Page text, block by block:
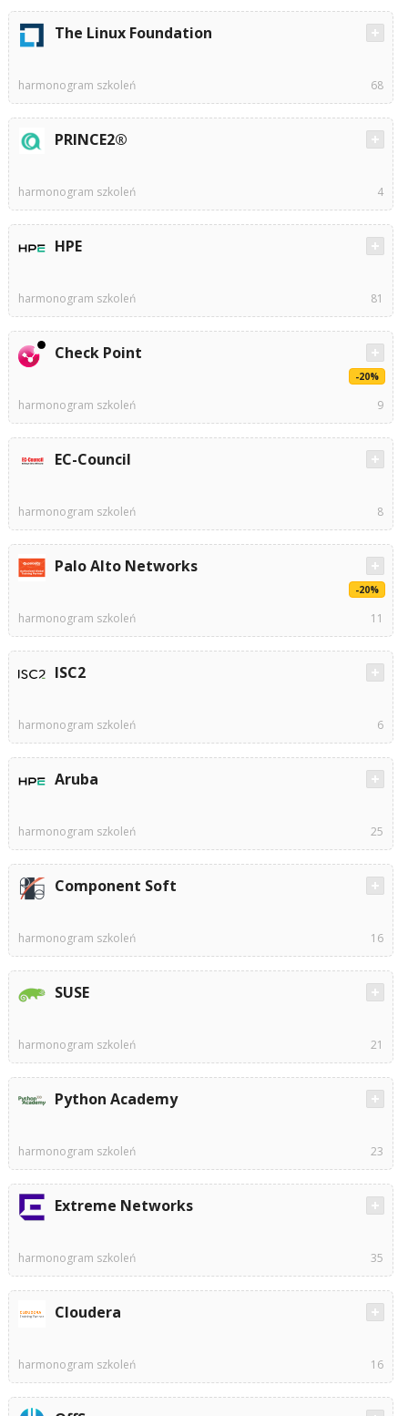
The Linux Foundation
harmonogram szkoleń 68
PRINCE2®
harmonogram szkoleń 4
HPE
harmonogram szkoleń 81
Check Point
-20%
harmonogram szkoleń 9
EC-Council
harmonogram szkoleń 8
Palo Alto Networks
-20%
harmonogram szkoleń 11
ISC2
harmonogram szkoleń 6
Aruba
harmonogram szkoleń 25
Component Soft
harmonogram szkoleń 16
SUSE
harmonogram szkoleń 21
Python Academy
harmonogram szkoleń 23
Extreme Networks
harmonogram szkoleń 35
Cloudera
harmonogram szkoleń 16